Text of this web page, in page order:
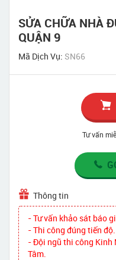
SỬA CHỮA NHÀ
QUẬN 9
Mã Dịch Vụ: SN66
Tư vấn
Thông tin
- Tư vấn khảo sát báo
- Thi công đúng tiến
- Đội ngũ thi công Kinh
Tâm.